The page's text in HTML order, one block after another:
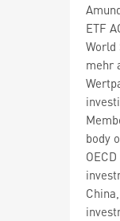
ETF
World
mehr
body